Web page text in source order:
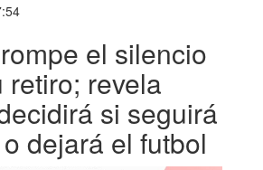
el silencio
retiro; revela
si seguirá
dejará el futbol